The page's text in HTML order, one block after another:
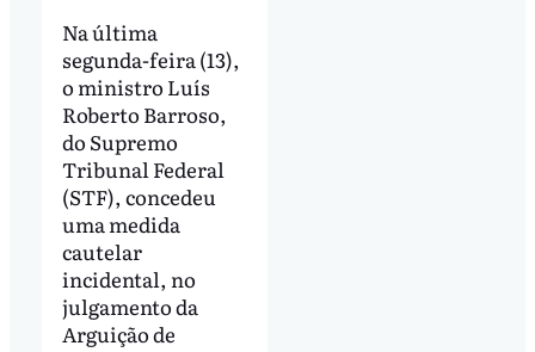
Na última
segunda-feira (13),
o ministro Luís
Roberto Barroso,
do Supremo
Tribunal Federal
(STF), concedeu
uma medida
cautelar
incidental, no
julgamento da
Arguição de